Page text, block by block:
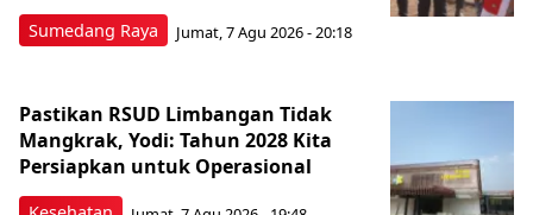
Sumedang Raya Jumat, 7 Agu 2026 - 20:18
Pastikan RSUD Limbangan Tidak
Mangkrak, Yodi: Tahun 2028 Kita
Persiapkan untuk Operasional